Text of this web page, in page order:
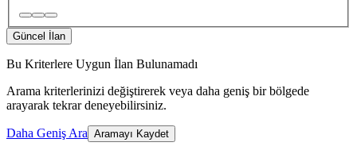
Güncel İlan
Bu Kriterlere Uygun İlan Bulunamadı
Arama kriterlerinizi değiştirerek veya daha geniş bir bölgede
arayarak tekrar deneyebilirsiniz.
Daha Geniş Ara Aramayı Kaydet